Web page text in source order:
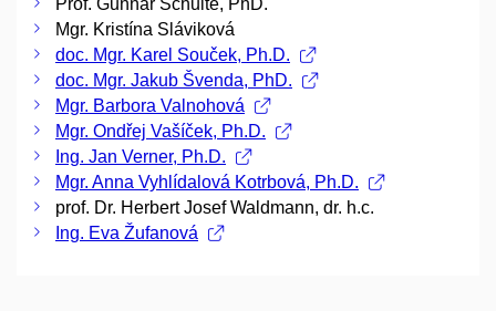
Prof. Gunnar Schulte, PhD.
Mgr. Kristína Sláviková
doc. Mgr. Karel Souček, Ph.D.
doc. Mgr. Jakub Švenda, PhD.
Mgr. Barbora Valnohová
Mgr. Ondřej Vašíček, Ph.D.
Ing. Jan Verner, Ph.D.
Mgr. Anna Vyhlídalová Kotrbová, Ph.D.
prof. Dr. Herbert Josef Waldmann, dr. h.c.
Ing. Eva Žufanová